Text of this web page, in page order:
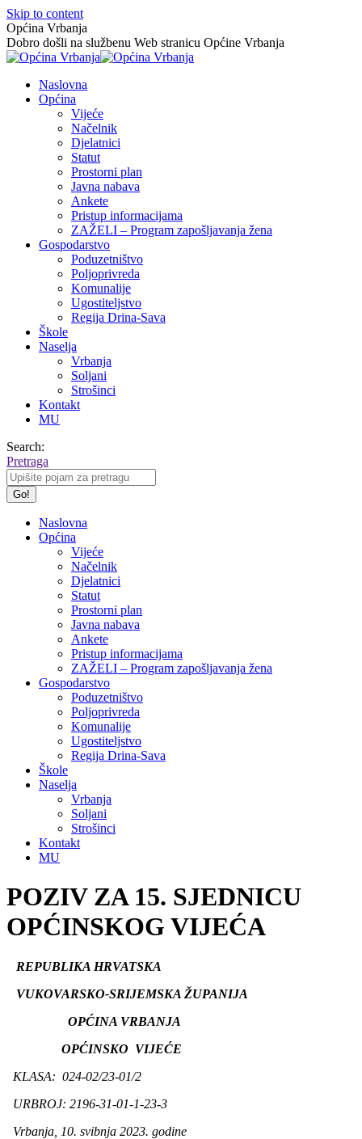
Skip to content
Općina Vrbanja
Dobro došli na službenu Web stranicu Općine Vrbanja
Naslovna
Općina
Vijeće
Načelnik
Djelatnici
Statut
Prostorni plan
Javna nabava
Ankete
Pristup informacijama
ZAŽELI – Program zapošljavanja žena
Gospodarstvo
Poduzetništvo
Poljoprivreda
Komunalije
Ugostiteljstvo
Regija Drina-Sava
Škole
Naselja
Vrbanja
Soljani
Strošinci
Kontakt
MU
Search:
Pretraga
Naslovna
Općina
Vijeće
Načelnik
Djelatnici
Statut
Prostorni plan
Javna nabava
Ankete
Pristup informacijama
ZAŽELI – Program zapošljavanja žena
Gospodarstvo
Poduzetništvo
Poljoprivreda
Komunalije
Ugostiteljstvo
Regija Drina-Sava
Škole
Naselja
Vrbanja
Soljani
Strošinci
Kontakt
MU
POZIV ZA 15. SJEDNICU
OPĆINSKOG VIJEĆA
REPUBLIKA HRVATSKA
VUKOVARSKO-SRIJEMSKA ŽUPANIJA
OPĆINA VRBANJA
OPĆINSKO VIJEĆE
KLASA: 024-02/23-01/2
URBROJ: 2196-31-01-1-23-3
Vrbanja, 10. svibnja 2023. godine